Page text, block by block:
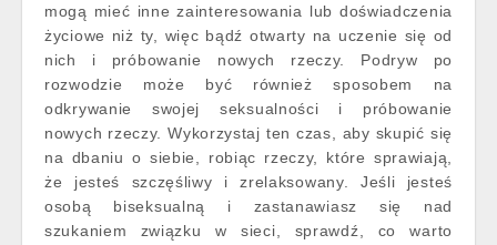
mogą mieć inne zainteresowania lub doświadczenia
życiowe niż ty, więc bądź otwarty na uczenie się od
nich i próbowanie nowych rzeczy. Podryw po
rozwodzie może być również sposobem na
odkrywanie swojej seksualności i próbowanie
nowych rzeczy. Wykorzystaj ten czas, aby skupić się
na dbaniu o siebie, robiąc rzeczy, które sprawiają,
że jesteś szczęśliwy i zrelaksowany. Jeśli jesteś
osobą biseksualną i zastanawiasz się nad
szukaniem związku w sieci, sprawdź, co warto